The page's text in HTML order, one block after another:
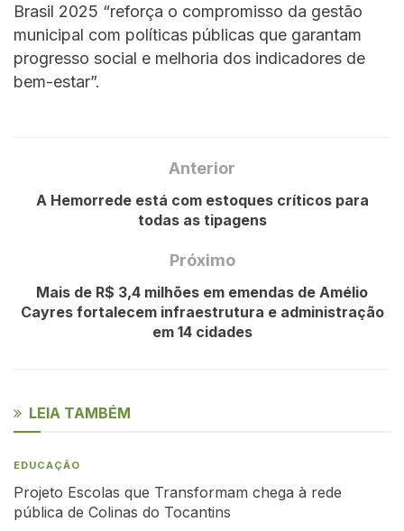
Brasil 2025 “reforça o compromisso da gestão
municipal com políticas públicas que garantam
progresso social e melhoria dos indicadores de
bem-estar”.
Anterior
A Hemorrede está com estoques críticos para
todas as tipagens
Próximo
Mais de R$ 3,4 milhões em emendas de Amélio
Cayres fortalecem infraestrutura e administração
em 14 cidades
LEIA TAMBÉM
EDUCAÇÃO
Projeto Escolas que Transformam chega à rede
pública de Colinas do Tocantins